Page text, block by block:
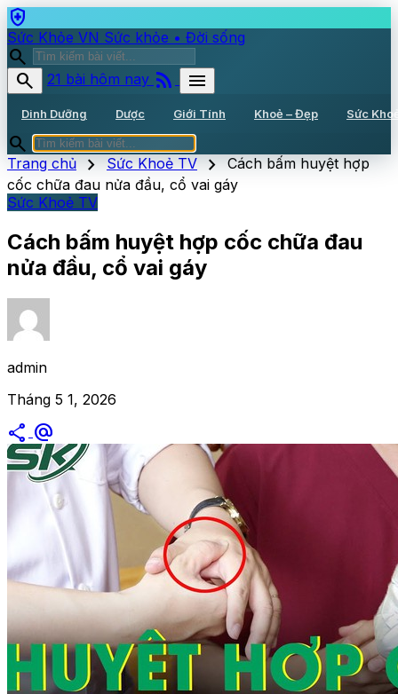
health_and_safety
Sức Khỏe VN Sức khỏe • Đời sống
search
search
21 bài hôm nay rss_feed menu
Dinh Dưỡng Dược Giới Tính Khoẻ – Đẹp Sức
search
Trang chủ chevron_right Sức Khoẻ TV chevron_right Cách bấm huyệt hợp
cốc chữa đau nửa đầu, cổ vai gáy
Sức Khoẻ TV
Cách bấm huyệt hợp cốc chữa đau
nửa đầu, cổ vai gáy
admin
Tháng 5 1, 2026
share alternate_email